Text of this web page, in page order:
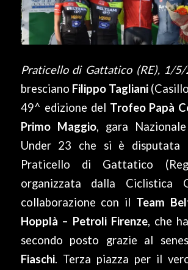
Praticello di Gattatico (RE), 1/
bresciano Filippo Tagliani
49^ edizione del Trofeo Papà
Primo Maggio, gara
Under 23 che si è disputata
Praticello di Gattatico
organizzata dalla Ciclistica
collaborazione con il Team
Hopplà – Petroli Firenze, che
secondo posto grazie al
Fiaschi. Terza piazza per il